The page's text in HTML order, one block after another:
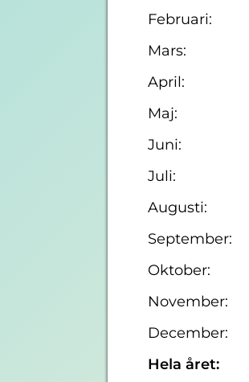
Februari:
Mars:
April:
Maj:
Juni:
Juli:
Augusti:
September:
Oktober:
November:
December:
Hela året: